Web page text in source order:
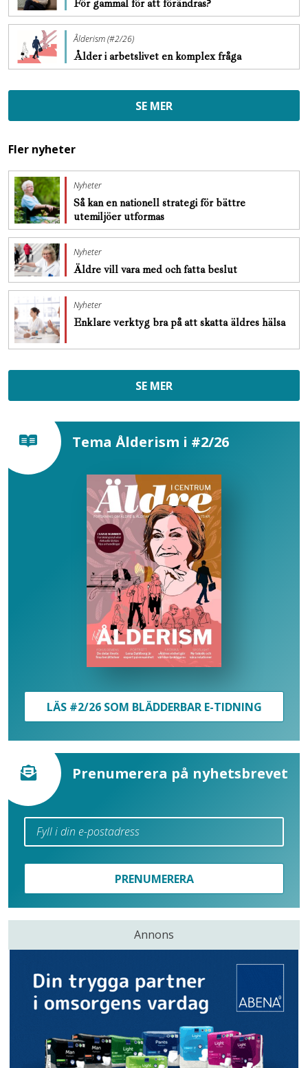
För gammal för att förändras?
Ålderism (#2/26)
Ålder i arbetslivet en komplex fråga
SE MER
Fler nyheter
Nyheter
Så kan en nationell strategi för bättre
utemiljöer utformas
Nyheter
Äldre vill vara med och fatta beslut
Nyheter
Enklare verktyg bra på att skatta äldres hälsa
SE MER
Tema Ålderism i #2/26
LÄS #2/26 SOM BLÄDDERBAR E-TIDNING
Prenumerera på nyhetsbrevet
PRENUMERERA
Annons